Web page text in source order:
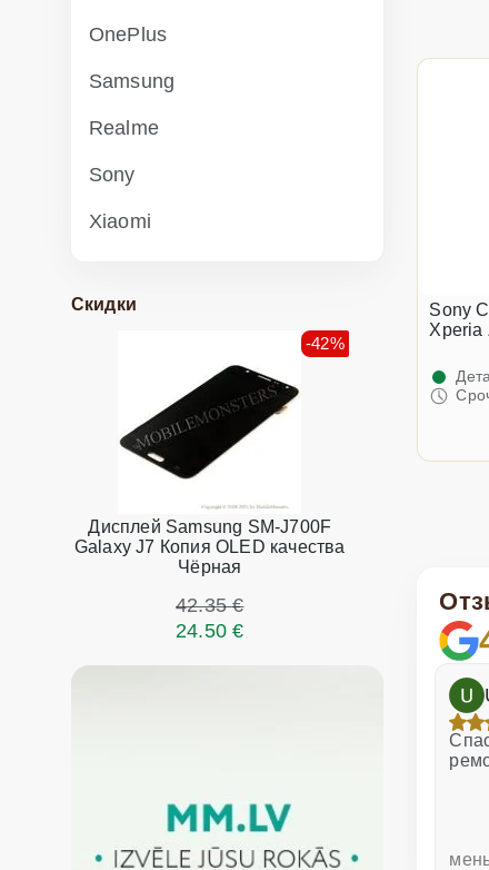
OnePlus
Samsung
Realme
Sony
Xiaomi
Скидки
Дисплей Samsung SM-J700F
Galaxy J7 Копия OLED качества
Чёрная
-42%
42.35 €
24.50 €
Sony
Xperia
неделю назад